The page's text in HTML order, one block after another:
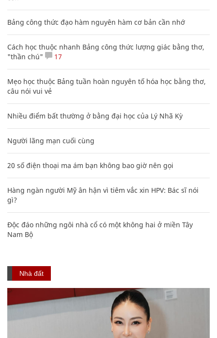
Bảng công thức đạo hàm nguyên hàm cơ bản cần nhớ
Cách học thuộc nhanh Bảng công thức lượng giác bằng thơ,
"thần chú"
17
Mẹo học thuộc Bảng tuần hoàn nguyên tố hóa học bằng thơ,
câu nói vui vẻ
Nhiều điểm bất thường ở bằng đại học của Lý Nhã Kỳ
Người lãng mạn cuối cùng
20 số điện thoại ma ám bạn không bao giờ nên gọi
Hàng ngàn người Mỹ ân hận vì tiêm vắc xin HPV: Bác sĩ nói
gì?
Độc đáo những ngôi nhà cổ có một không hai ở miền Tây
Nam Bộ
Nhà đất